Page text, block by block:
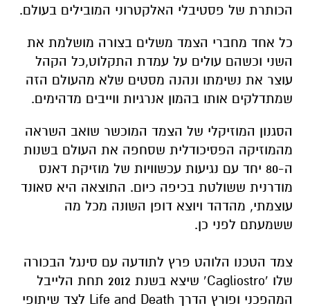
הכותרת של פסטיבלי האלקטרוני המובילים בעולם.
כל אחד מחברי הצמד משלים בצורה מושלמת את
השני וכשהם עולים על עמדת התקלוט,כל הקהל
עוצר את נשימתו ונהנה מסטים שלא מהעולם הזה
שמתדלקים אותו בהמון אנרגיות ווייבים מדהימים.
הסגנון המוזיקלי של הצמד המוכשר שואב השראה
מהמוזיקה הפסיכודלית שסחפה את העולם בשנות
ה-80 יחד עם נגיעות עכשוויות של מוזיקת דאנס
מודרנית ששולטת בכיפה כיום. התוצאה היא סאונד
עוצמתי, מהדהד ויוצא דופן השונה מכל מה
ששמעתם לפני כן.
צמד הטכנו הלוהט פרץ לתודעה עם סינגל הבכורה
שלו ‘Cagliostro’ שיצא בשנת 2012 תחת הלייבל
המהפכני ופורץ הדרך Life and Death לצד שיתופי